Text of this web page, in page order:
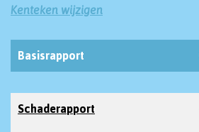
Kenteken wijzigen
Basisrapport
Schaderapport